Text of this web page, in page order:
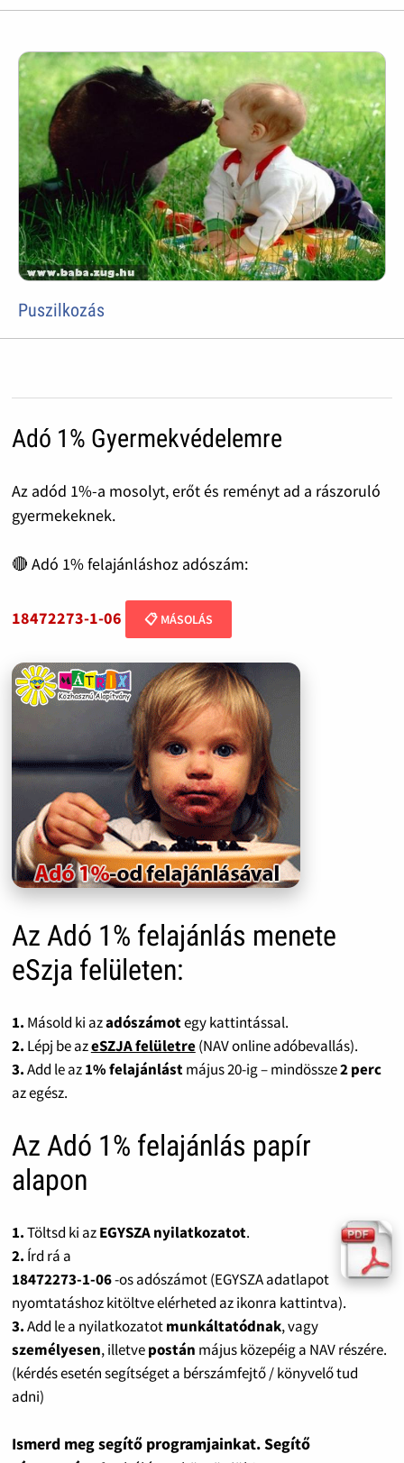
Puszilkozás
Adó 1% Gyermekvédelemre
Az adód 1%-a mosolyt, erőt és reményt ad a rászoruló
gyermekeknek.
🔴 Adó 1% felajánláshoz adószám:
18472273-1-06 📋 MÁSOLÁS
Az Adó 1% felajánlás menete
eSzja felületen:
1. Másold ki azadószámotegy kattintással.
2. Lépj be azeSZJA felületre(NAV online adóbevallás).
3.Add le az1% felajánlástmájus 20-ig – mindössze2 perc
az egész.
Az Adó 1% felajánlás papír
alapon
1.Töltsd ki azEGYSZA nyilatkozatot.
2. Írd rá a
18472273-1-06-os adószámot (EGYSZA adatlapot
nyomtatáshoz kitöltve elérheted az ikonra kattintva).
3.Add le a nyilatkozatotmunkáltatódnak, vagy
személyesen, illetvepostán május közepéig a NAV részére.
(kérdés esetén segítséget a bérszámfejtő / könyvelő tud
adni)
Ismerd meg segítő programjainkat. Segítő